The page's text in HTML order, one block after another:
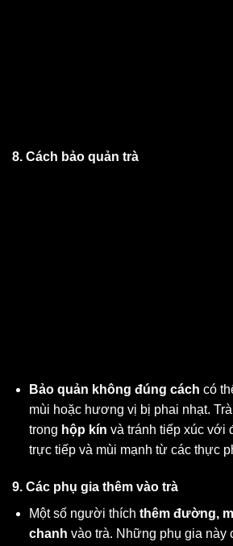
8. Cách bảo quản trà
Bảo quản không đúng cách có
mùi hoặc hương vị bị phai nhạt.
trong hộp kín và tránh tiếp xúc với
trực tiếp và mùi mạnh từ các thực
9. Các phụ gia thêm vào trà
Một số người thích thêm đường,
chanh vào trà. Những phụ gia này